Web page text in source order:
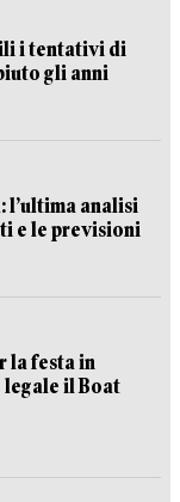
i tentativi di
gli anni
l’ultima analisi
e le previsioni
la festa in
legale il Boat